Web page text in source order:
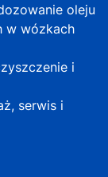
oleju
w wózkach
i
serwis i